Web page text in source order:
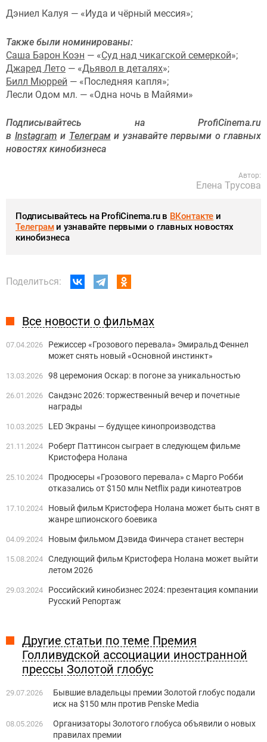
Дэниел Калуя — «Иуда и чёрный мессия»;
Также были номинированы:
Саша Барон Коэн — «Суд над чикагской семеркой»;
Джаред Лето — «Дьявол в деталях»;
Билл Мюррей — «Последняя капля»;
Лесли Одом мл. — «Одна ночь в Майями»
Подписывайтесь на ProfiCinema.ru
в Instagram и Телеграм и узнавайте первыми о главных
новостях кинобизнеса
Автор:
Елена Трусова
Подписывайтесь на ProfiCinema.ru в ВКонтакте и
Телеграми узнавайте первыми о главных новостях
кинобизнеса
Поделиться:
Все новости о фильмах
07.04.2026
Режиссер «Грозового перевала» Эмиральд Феннел
может снять новый «Основной инстинкт»
13.03.2026 98 церемония Оскар: в погоне за уникальностью
26.01.2026 Сандэнс 2026: торжественный вечер и почетные
награды
10.03.2025 LED Экраны — будущее кинопроизводства
21.11.2024
Роберт Паттинсон сыграет в следующем фильме
Кристофера Нолана
25.10.2024
Продюсеры «Грозового перевала» с Марго Робби
отказались от $150 млн Netflix ради кинотеатров
17.10.2024
Новый фильм Кристофера Нолана может быть снят в
жанре шпионского боевика
04.09.2024 Новым фильмом Дэвида Финчера станет вестерн
15.08.2024 Следующий фильм Кристофера Нолана может выйти
летом 2026
29.03.2024
Российский кинобизнес 2024: презентация компании
Русский Репортаж
Другие статьи по теме Премия
Голливудской ассоциации иностранной
прессы Золотой глобус
29.07.2026
Бывшие владельцы премии Золотой глобус подали
иск на $150 млн против Penske Media
08.05.2026
Организаторы Золотого глобуса объявили о новых
правилах премии